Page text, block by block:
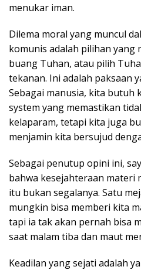
menukar iman.
Dilema moral yang muncul
komunis adalah pilihan yang
buang Tuhan, atau pilih
tekanan. Ini adalah paksaan
Sebagai manusia, kita butuh
system yang memastikan
kelaparam, tetapi kita juga
menjamin kita bersujud
Sebagai penutup opini ini,
bahwa kesejahteraan materi
itu bukan segalanya. Satu
mungkin bisa memberi kita
tapi ia tak akan pernah bisa
saat malam tiba dan maut
Keadilan yang sejati adalah